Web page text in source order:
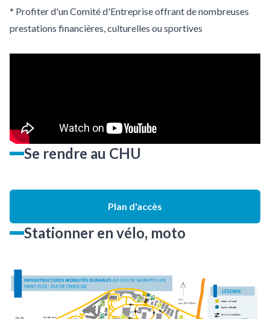
* Profiter d'un Comité d'Entreprise offrant de nombreuses
prestations financières, culturelles ou sportives
Se rendre au CHU
Plan d'accès
Stationner en vélo, moto